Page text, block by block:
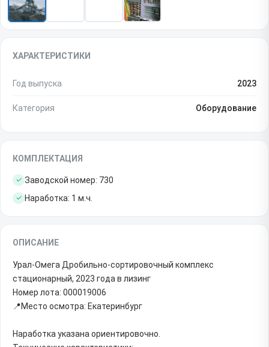
ХАРАКТЕРИСТИКИ
Год выпуска 2023
Категория Оборудование
КОМПЛЕКТАЦИЯ
Заводской номер: 730
Наработка: 1 м.ч.
ОПИСАНИЕ
Урал-Омега Дробильно-сортировочный комплекс
стационарный, 2023 года в лизинг
Номер лота: 000019006
📍Место осмотра: Екатеринбург
Наработка указана ориентировочно.